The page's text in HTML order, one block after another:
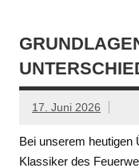
17. Juni 2026
Bei unserem heutigen
Klassiker des